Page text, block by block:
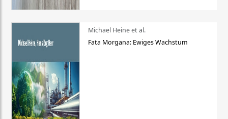
Michael Heine et al.
Fata Morgana: Ewiges Wachstum